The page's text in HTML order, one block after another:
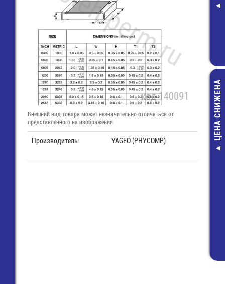
ЦЕНА СНИЖЕНА
Внешний вид товара может незначительно отличаться от
представленного на изображении
Производитель: YAGEO (PHYCOMP)